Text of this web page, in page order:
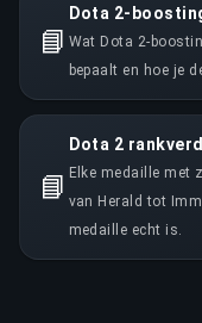
📘
Dota 2-
Wat Dota 2-
bepaalt en hoe je
📘
Dota 2
Elke medaille met
van Herald tot
medaille echt is.